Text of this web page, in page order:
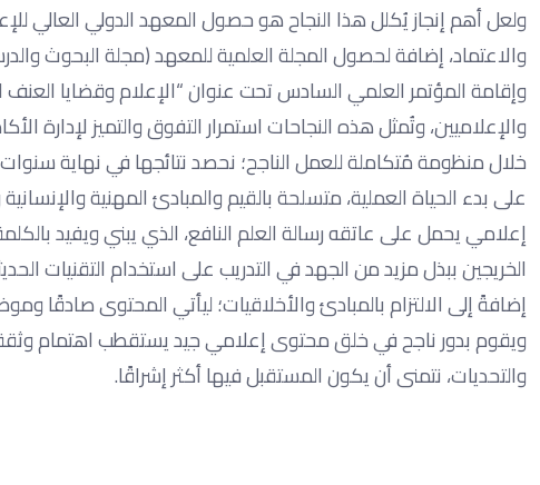
ولعل أهم إنجاز يُكلل هذا النجاح هو حصول المعهد الدولي العالي
والاعتماد، إضافة لحصول المجلة العلمية للمعهد (مجلة البحوث
وإقامة المؤتمر العلمي السادس تحت عنوان “الإعلام وقضايا
والإعلاميين، وتُمثل هذه النجاحات استمرار التفوق والتميز لإدارة
خلال منظومة مُتكاملة للعمل الناجح؛ نحصد نتائجها في نهاية
على بدء الحياة العملية، متسلحة بالقيم والمبادئ المهنية
إعلامي يحمل على عاتقه رسالة العلم النافع، الذي يبني ويفيد
الخريجين ببذل مزيد من الجهد في التدريب على استخدام التقنيات
إضافةً إلى الالتزام بالمبادئ والأخلاقيات؛ ليأتي المحتوى صادقًا
ويقوم بدور ناجح في خلق محتوى إعلامي جيد يستقطب اهتمام وثقة
والتحديات، نتمنى أن يكون المستقبل فيها أكثر إشراقًا.